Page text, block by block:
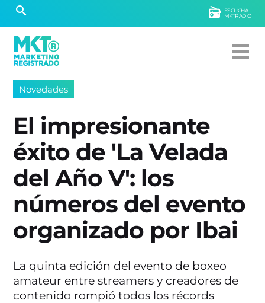
ESCUCHÁ
MKTRADIO
Novedades
El impresionante
éxito de 'La Velada
del Año V': los
números del evento
organizado por Ibai
La quinta edición del evento de boxeo
amateur entre streamers y creadores de
contenido rompió todos los récords